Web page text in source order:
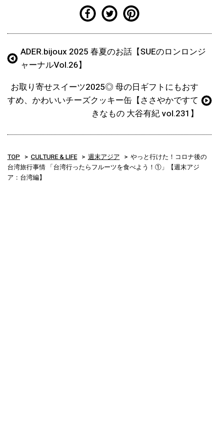
ADER.bijoux 2025 春夏のお話【SUEのロンロンジ
ャーナルVol.26】
お取り寄せスイーツ2025◎ 母の日ギフトにもおす
すめ、かわいいチーズクッキー缶【ささやかですて
きなもの 大谷有紀 vol.231】
TOP CULTURE & LIFE 週末アジア
やっと行けた！コロナ後の
台湾旅行事情 「台湾行ったらフルーツを食べよう！①」【週末アジ
ア：台湾編】